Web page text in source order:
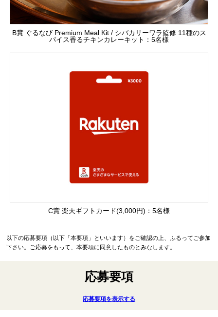
B賞 ぐるなび Premium Meal Kit / シバカリーワラ監修 11種のス
パイス香るチキンカレーキット：5名様
C賞 楽天ギフトカード(3,000円)：5名様
以下の応募要項（以下「本要項」といいます）をご確認の上、ふるってご参加
下さい。ご応募をもって、本要項に同意したものとみなします。
応募要項
応募要項を表示する